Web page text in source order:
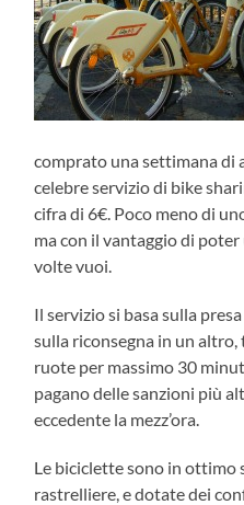
comprato una settimana di
celebre servizio di bike
cifra di 6€. Poco meno di
ma con il vantaggio di
volte vuoi.
Il servizio si basa sulla
sulla riconsegna in un
ruote per massimo 30
pagano delle sanzioni più
eccedente la mezz’ora.
Le biciclette sono in ottimo
rastrelliere, e dotate dei